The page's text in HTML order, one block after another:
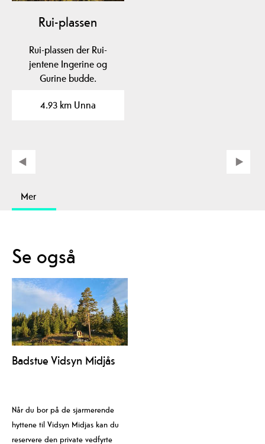
Rui-plassen
Rui-plassen der Rui-
jentene Ingerine og
Gurine budde.
4.93 km Unna
Mer
Se også
Badstue Vidsyn Midjås
Når du bor på de sjarmerende
hyttene til Vidsyn Midjas kan du
reservere den private vedfyrte